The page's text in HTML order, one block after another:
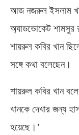
আজ নজরুল ইসলাম
অ্যাডভোকেট শামসুর
শায়রুল কবির খান
সঙ্গে কথা বলেছেন।
শায়রুল কবির খান
খানকে দেখার জন্য
হয়েছে।’